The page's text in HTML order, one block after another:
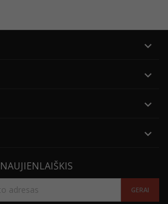




NAUJIENLAIŠKIS